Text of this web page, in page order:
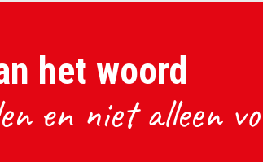
het woord
en niet alleen